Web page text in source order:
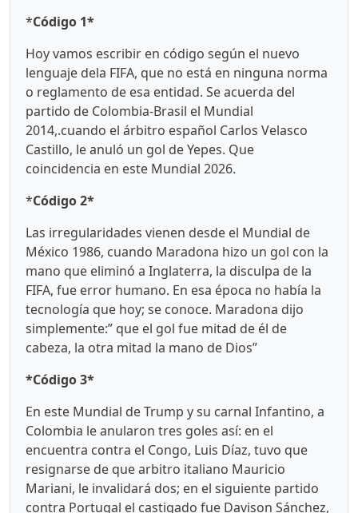
*Código 1*
Hoy vamos escribir en código según el nuevo
lenguaje dela FIFA, que no está en ninguna norma
o reglamento de esa entidad. Se acuerda del
partido de Colombia-Brasil el Mundial
2014,.cuando el árbitro español Carlos Velasco
Castillo, le anuló un gol de Yepes. Que
coincidencia en este Mundial 2026.
*Código 2*
Las irregularidades vienen desde el Mundial de
México 1986, cuando Maradona hizo un gol con la
mano que eliminó a Inglaterra, la disculpa de la
FIFA, fue error humano. En esa época no había la
tecnología que hoy; se conoce. Maradona dijo
simplemente:” que el gol fue mitad de él de
cabeza, la otra mitad la mano de Dios”
*Código 3*
En este Mundial de Trump y su carnal Infantino, a
Colombia le anularon tres goles así: en el
encuentra contra el Congo, Luis Díaz, tuvo que
resignarse de que arbitro italiano Mauricio
Mariani, le invalidará dos; en el siguiente partido
contra Portugal el castigado fue Davison Sánchez,